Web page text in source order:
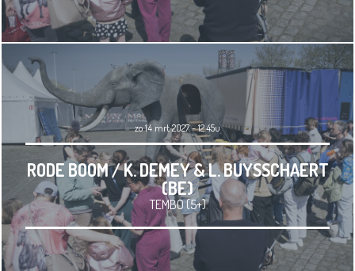
zo 14 mrt 2027 - 12.45u
RODE BOOM / K. DEMEY & L. BUYSSCHAERT
(BE)
TEMBO (5+)